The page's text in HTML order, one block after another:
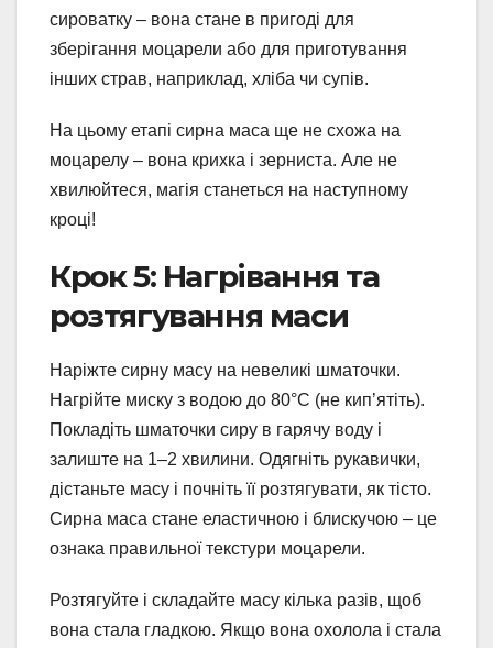
сироватку – вона стане в пригоді для
зберігання моцарели або для приготування
інших страв, наприклад, хліба чи супів.
На цьому етапі сирна маса ще не схожа на
моцарелу – вона крихка і зерниста. Але не
хвилюйтеся, магія станеться на наступному
кроці!
Крок 5: Нагрівання та
розтягування маси
Наріжте сирну масу на невеликі шматочки.
Нагрійте миску з водою до 80°C (не кип’ятіть).
Покладіть шматочки сиру в гарячу воду і
залиште на 1–2 хвилини. Одягніть рукавички,
дістаньте масу і почніть її розтягувати, як тісто.
Сирна маса стане еластичною і блискучою – це
ознака правильної текстури моцарели.
Розтягуйте і складайте масу кілька разів, щоб
вона стала гладкою. Якщо вона охолола і стала